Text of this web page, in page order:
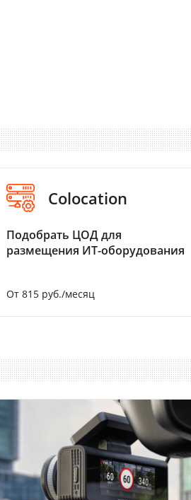
Colocation
Подобрать ЦОД для
размещения ИТ-оборудования
От 815 руб./месяц